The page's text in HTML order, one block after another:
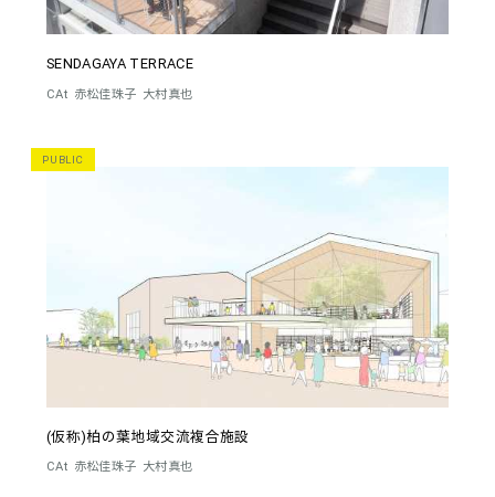
SENDAGAYA TERRACE
CAt 赤松佳珠子 大村真也
PUBLIC
(仮称)柏の葉地域交流複合施設
CAt 赤松佳珠子 大村真也